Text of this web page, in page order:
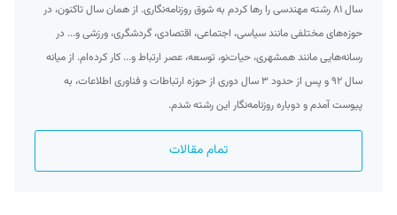
سال ۸۱ رشته مهندسی را رها کردم به شوق روزنامه‌نگاری. از همان سال تاکنون، در
حوزه‌های مختلفی مانند سیاسی، اجتماعی، اقتصادی، گردشگری، ورزشی و... در
رسانه‌هایی مانند همشهری، حیات‌نو، توسعه، عصر ارتباط و... کار کرده‌ام. از میانه
سال ۹۲ و پس از حدود ۳ سال دوری از حوزه ارتباطات و فناوری اطلاعات، به
پیوست آمدم و دوباره روزنامه‌نگار این رشته شدم.
تمام مقالات